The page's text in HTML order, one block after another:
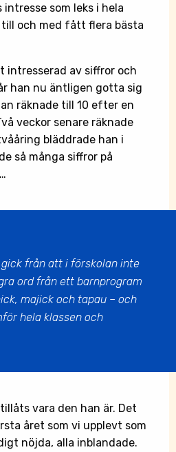
som leks i hela
till och med fått flera bästa
intresserad av siffror och
han nu äntligen gotta sig
räknade till 10 efter en
veckor senare räknade
bläddrade han i
så många siffror på
från att i förskolan inte
ord från ett barnprogram
majick och tapau – och
hela klassen och
vara den han är. Det
året som vi upplevt som
nöjda, alla inblandade.